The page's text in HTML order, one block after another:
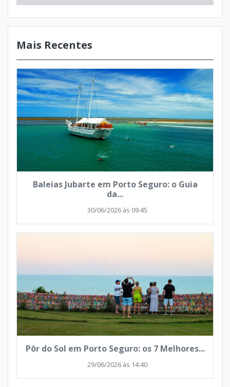
Mais Recentes
Baleias Jubarte em Porto Seguro: o Guia
da...
30/06/2026 às 09:45
Pôr do Sol em Porto Seguro: os 7 Melhores...
29/06/2026 às 14:40